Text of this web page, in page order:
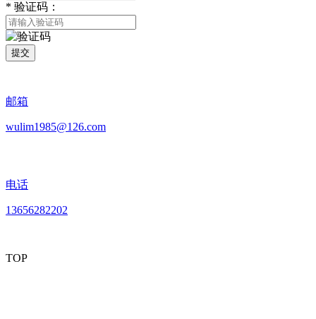
* 验证码：
提交
邮箱
wulim1985@126.com
电话
13656282202
TOP